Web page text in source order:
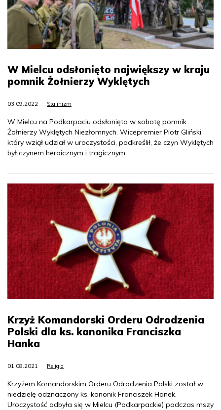
W Mielcu odsłonięto największy w kraju
pomnik Żołnierzy Wyklętych
03.09.2022 Stalinizm
W Mielcu na Podkarpaciu odsłonięto w sobotę pomnik
Żołnierzy Wyklętych Niezłomnych. Wicepremier Piotr Gliński,
który wziął udział w uroczystości, podkreślił, że czyn Wyklętych
był czynem heroicznym i tragicznym.
Krzyż Komandorski Orderu Odrodzenia
Polski dla ks. kanonika Franciszka
Hanka
01.08.2021 Religia
Krzyżem Komandorskim Orderu Odrodzenia Polski został w
niedzielę odznaczony ks. kanonik Franciszek Hanek.
Uroczystość odbyła się w Mielcu (Podkarpackie) podczas mszy